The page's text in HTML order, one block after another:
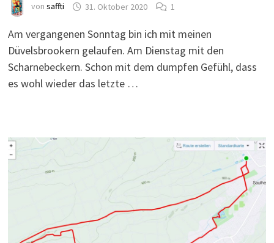
von saffti 31. Oktober 2020 1
Am vergangenen Sonntag bin ich mit meinen
Düvelsbrookern gelaufen. Am Dienstag mit den
Scharnebeckern. Schon mit dem dumpfen Gefühl, dass
es wohl wieder das letzte …